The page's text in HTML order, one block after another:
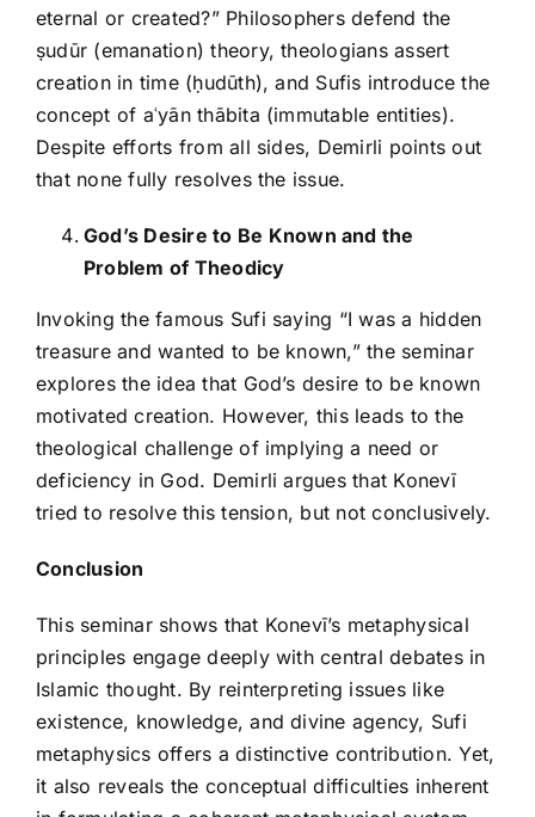
eternal or created?” Philosophers defend the
ṣudūr (emanation) theory, theologians assert
creation in time (ḥudūth), and Sufis introduce the
concept of aʿyān thābita (immutable entities).
Despite efforts from all sides, Demirli points out
that none fully resolves the issue.
God’s Desire to Be Known and the
Problem of Theodicy
Invoking the famous Sufi saying “I was a hidden
treasure and wanted to be known,” the seminar
explores the idea that God’s desire to be known
motivated creation. However, this leads to the
theological challenge of implying a need or
deficiency in God. Demirli argues that Konevī
tried to resolve this tension, but not conclusively.
Conclusion
This seminar shows that Konevī’s metaphysical
principles engage deeply with central debates in
Islamic thought. By reinterpreting issues like
existence, knowledge, and divine agency, Sufi
metaphysics offers a distinctive contribution. Yet,
it also reveals the conceptual difficulties inherent